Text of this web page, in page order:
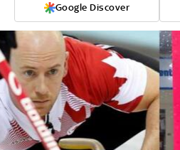
Google Discover